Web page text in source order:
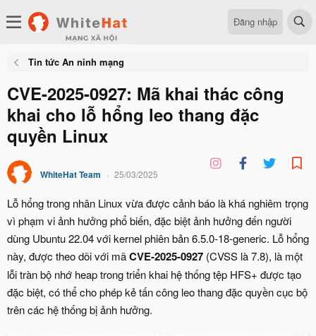
Đăng nhập
Tin tức An ninh mạng
CVE-2025-0927: Mã khai thác công
khai cho lỗ hổng leo thang đặc
quyền Linux
WhiteHat Team 25/03/2025
Lỗ hổng trong nhân Linux vừa được cảnh báo là khá nghiêm trọng
vì phạm vi ảnh hưởng phổ biến, đặc biệt ảnh hưởng đến người
dùng Ubuntu 22.04 với kernel phiên bản 6.5.0-18-generic. Lỗ hổng
này, được theo dõi với mãCVE-2025-0927 (CVSS là 7.8), là một
lỗi tràn bộ nhớ heap trong triển khai hệ thống tệp HFS+ được tạo
đặc biệt, có thể cho phép kẻ tấn công leo thang đặc quyền cục bộ
trên các hệ thống bị ảnh hưởng.